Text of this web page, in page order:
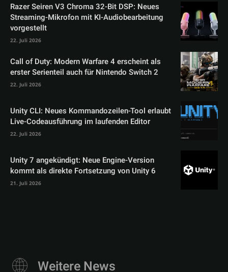
Razer Seiren V3 Chroma 32-Bit DSP: Neues
Streaming-Mikrofon mit KI-Audiobearbeitung
vorgestellt
22. Juli 2026
Call of Duty: Modern Warfare 4 erscheint als
erster Serienteil auch für Nintendo Switch 2
22. Juli 2026
Unity CLI: Neues Kommandozeilen-Tool erlaubt
Live-Codeausführung im laufenden Editor
22. Juli 2026
Unity 7 angekündigt: Neue Engine-Version
kommt als direkte Fortsetzung von Unity 6
21. Juli 2026
Weitere News